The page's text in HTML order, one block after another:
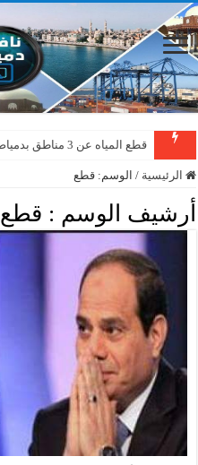
قطع المياه عن 3 مناطق بدمياط
الرئيسية / الوسم: قطع
أرشيف الوسم : قطع